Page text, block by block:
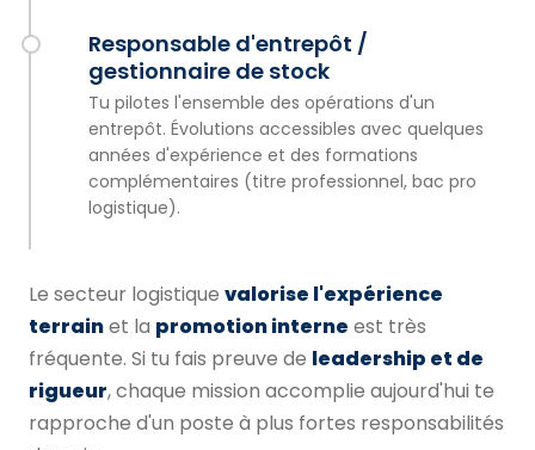
Responsable d'entrepôt /
gestionnaire de stock
Tu pilotes l'ensemble des opérations d'un
entrepôt. Évolutions accessibles avec quelques
années d'expérience et des formations
complémentaires (titre professionnel, bac pro
logistique).
Le secteur logistique valorise l'expérience
terrainet la promotion interne est très
fréquente. Si tu fais preuve de leadership et de
rigueur, chaque mission accomplie aujourd'hui te
rapproche d'un poste à plus fortes responsabilités